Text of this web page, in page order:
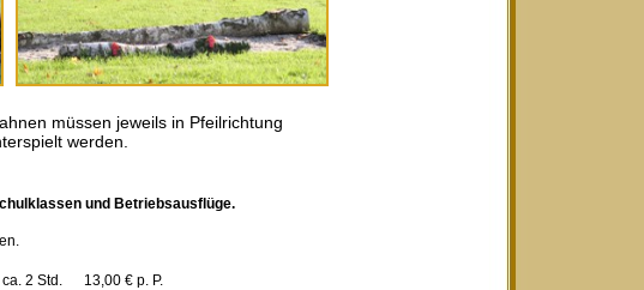
müssen jeweils in Pfeilrichtung
werden.
und Betriebsausflüge.
2 Std. 13,00 € p. P.